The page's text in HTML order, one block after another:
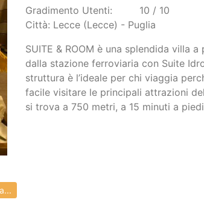
Gradimento Utenti:
10 / 10
Città: Lecce (Lecce) - Puglia
SUITE & ROOM è una splendida villa
dalla stazione ferroviaria con Suite
struttura è l’ideale per chi viaggia
facile visitare le principali attrazioni
si trova a 750 metri, a 15 minuti a piedi